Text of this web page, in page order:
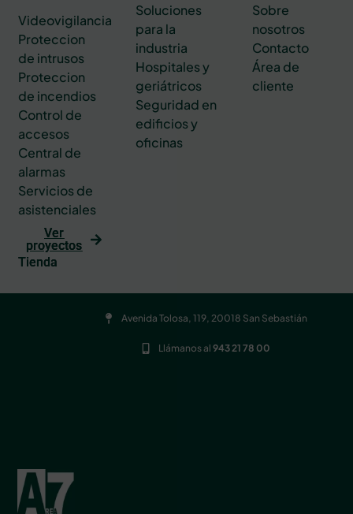
Videovigilancia
Proteccion
de intrusos
Proteccion
de incendios
Control de
accesos
Central de
alarmas
Servicios de
asistenciales
Ver
proyectos
Tienda
Soluciones
para la
industria
Hospitales y
geriátricos
Seguridad en
edificios y
oficinas
Sobre
nosotros
Contacto
Área de
cliente
Avenida Tolosa, 119, 20018 San Sebastián
Llámanos al 943 21 78 00